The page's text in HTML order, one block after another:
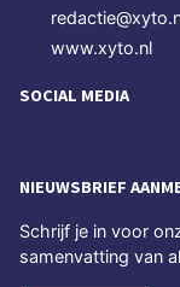
www.xyto.nl
SOCIAL MEDIA
NIEUWSBRIEF
Schrijf je in voor
samenvatting van